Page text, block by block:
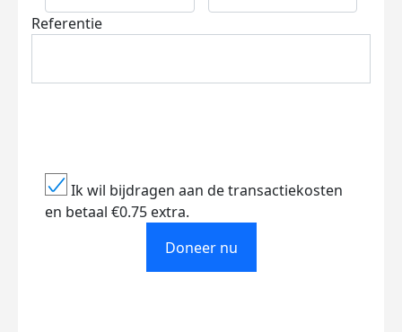
Referentie
Ik wil bijdragen aan de transactiekosten
en betaal €0.75 extra.
Doneer nu